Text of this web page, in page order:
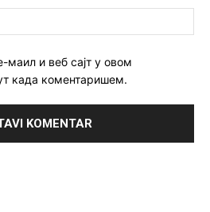
маил и веб сајт у овом
када коментаришем.